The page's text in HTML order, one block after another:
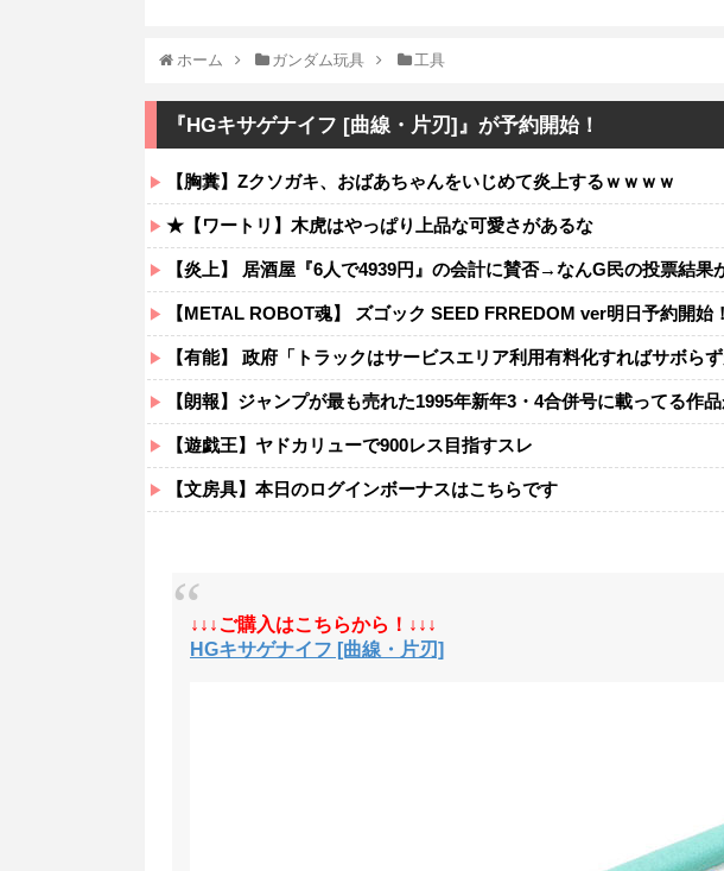
ホーム ガンダム玩具 工具
『HGキサゲナイフ [曲線・片刃]』が予約開始！
【胸糞】Zクソガキ、おばあちゃんをいじめて炎上するｗｗｗｗ
★【ワートリ】木虎はやっぱり上品な可愛さがあるな
【炎上】 居酒屋『6人で4939円』の会計に賛否→なんG民の投票結果
【METAL ROBOT魂】 ズゴック SEED FRREDOM ver明日予約開
【有能】 政府「トラックはサービスエリア利用有料化すればサボら
【朗報】ジャンプが最も売れた1995年新年3・4合併号に載ってる作
【遊戯王】ヤドカリューで900レス目指すスレ
【文房具】本日のログインボーナスはこちらです
↓↓↓ご購入はこちらから！↓↓↓
HGキサゲナイフ [曲線・片刃]